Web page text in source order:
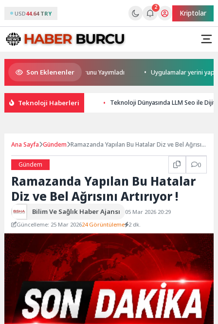
USD44.64 TRY
2
Kriptolar
Son Eklenenler
Dengesi Analiz Raporunu Yayımladı Uygulamalar yerini yapay
Teknoloji Haberleri Teknoloji Dünyasında LLM Seo ile
Ana Sayfa Gündem Ramazanda Yapılan Bu Hatalar Diz ve Bel Ağrısını
Gündem
0
Ramazanda Yapılan Bu Hatalar
Diz ve Bel Ağrısını Artırıyor !
Bilim Ve Sağlık Haber Ajansı
05 Mar 2026 20:29
Güncelleme: 25 Mar 202624 Görüntüleme 2 dk.